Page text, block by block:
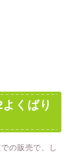
くばり
の販売で、し